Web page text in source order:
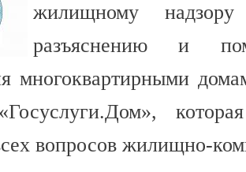
жилищному
разъяснению и
многоквартирными
вопросов жилищно-